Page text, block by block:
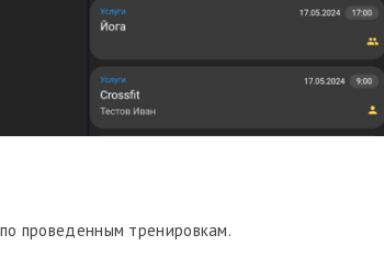
проведенным тренировкам.